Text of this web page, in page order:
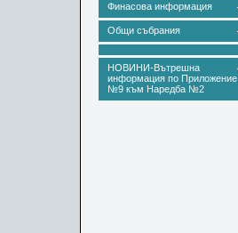
Финасова информация
Общи събрания
НОВИНИ-Вътрешна
информация по Приложение
№9 към Наредба №2